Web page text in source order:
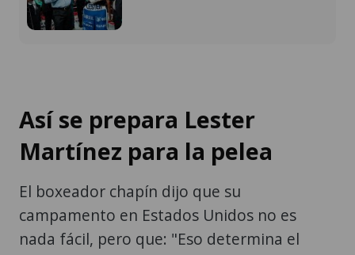
Así se prepara Lester
Martínez para la pelea
El boxeador chapín dijo que su
campamento en Estados Unidos no es
nada fácil, pero que: "Eso determina el